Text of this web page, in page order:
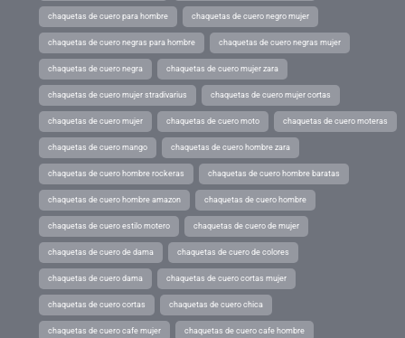
chaquetas de cuero para hombre chaquetas de cuero negro mujer
chaquetas de cuero negras para hombre chaquetas de cuero negras mujer
chaquetas de cuero negra chaquetas de cuero mujer zara
chaquetas de cuero mujer stradivarius chaquetas de cuero mujer cortas
chaquetas de cuero mujer chaquetas de cuero moto chaquetas de cuero moteras
chaquetas de cuero mango chaquetas de cuero hombre zara
chaquetas de cuero hombre rockeras chaquetas de cuero hombre baratas
chaquetas de cuero hombre amazon chaquetas de cuero hombre
chaquetas de cuero estilo motero chaquetas de cuero de mujer
chaquetas de cuero de dama chaquetas de cuero de colores
chaquetas de cuero dama chaquetas de cuero cortas mujer
chaquetas de cuero cortas chaquetas de cuero chica
chaquetas de cuero cafe mujer chaquetas de cuero cafe hombre